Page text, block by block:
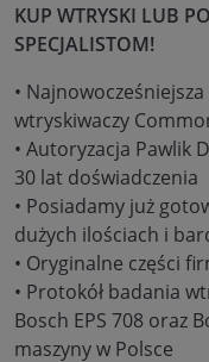
KUP WTRYSKI LUB
SPECJALISTOM!
•
wtryskiwaczy
• Autoryzacja Pawlik
30 lat doświadczenia
• Posiadamy już
dużych ilościach i
• Oryginalne części
• Protokół badania
Bosch EPS 708 oraz
maszyny w Polsce